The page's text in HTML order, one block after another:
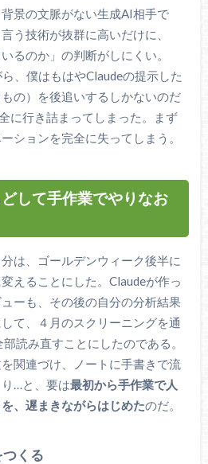
景の文脈がない生成AI相手で
う技術が抜群に高いだけに、
るのか」の判断がしにくい。
、僕はもはやClaudeの提示した
もの）を後追いするしかないのだ
に行き詰まってしまった。まず
ションを完全に失ってしまう。
して手作業でやりなお
は、ゴールデンウィーク後半に
えることにした。Claudeが作っ
ーも、その後の自分の分析結果
て、４月のスクリーニングを通
読み直すことにしたのである。
関連づけ、ノートに手書きで流
…と、要は最初から手作業で人
、遅まきながらはじめたのだ。
くる